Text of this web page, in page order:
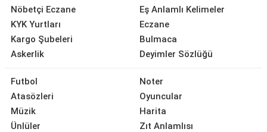
Nöbetçi Eczane
KYK Yurtları
Kargo Şubeleri
Askerlik
Eş Anlamlı Kelimeler
Eczane
Bulmaca
Deyimler Sözlüğü
Futbol
Atasözleri
Müzik
Ünlüler
Noter
Oyuncular
Harita
Zıt Anlamlısı